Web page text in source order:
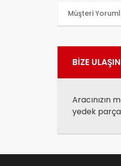
Müşteri
BİZE ULAŞIN
Aracınızın
yedek